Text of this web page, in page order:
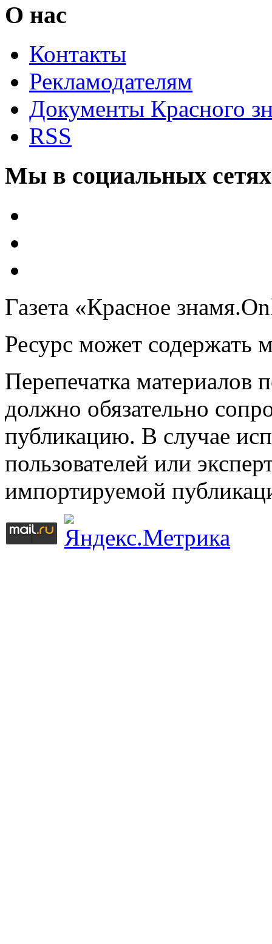
О нас
Контакты
Рекламодателям
Документы Красного
RSS
Мы в социальных сетях
Газета «Красное
Ресурс может содержать
Перепечатка материалов
должно обязательно
публикацию. В случае
пользователей или
импортируемой